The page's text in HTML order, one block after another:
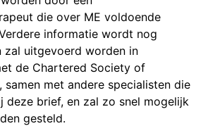
die over ME voldoende
informatie wordt nog
zal uitgevoerd worden in
de Chartered Society of
samen met andere specialisten die
deze brief, en zal zo snel mogelijk
gesteld.